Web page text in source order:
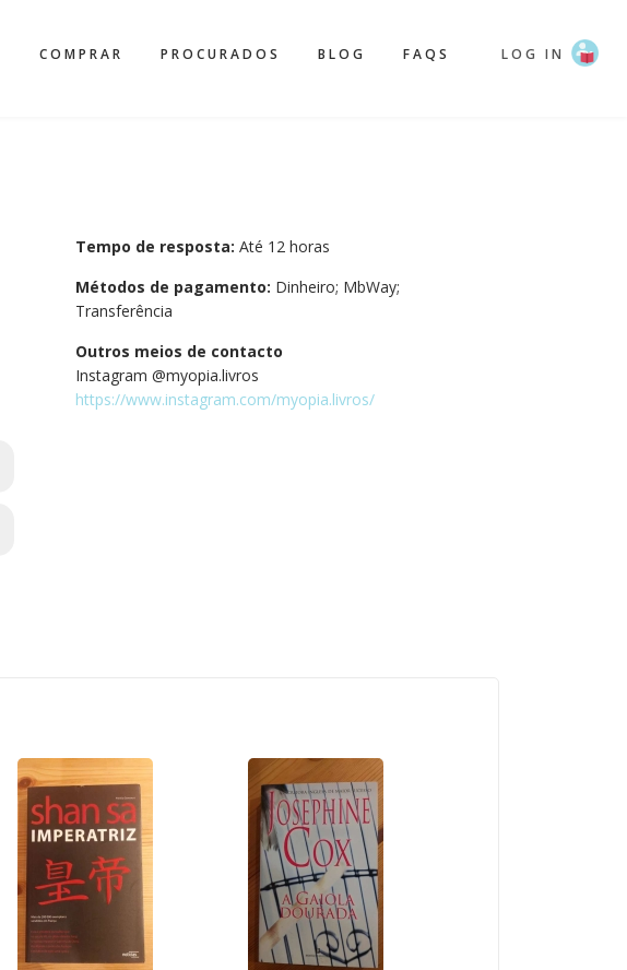
COMPRAR PROCURADOS BLOG FAQS LOG IN
Tempo de resposta: Até 12 horas
Métodos de pagamento: Dinheiro; MbWay;
Transferência
Outros meios de contacto
Instagram @myopia.livros
https://www.instagram.com/myopia.livros/